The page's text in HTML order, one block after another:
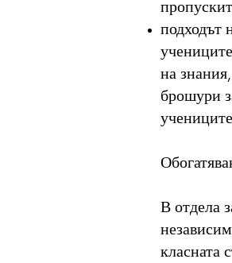
подходът
на
брошури
В отдела
класната